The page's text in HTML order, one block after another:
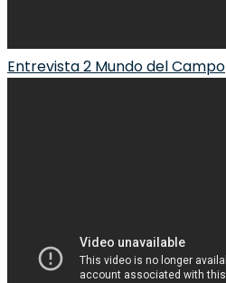
Entrevista 2 Mundo del Campo